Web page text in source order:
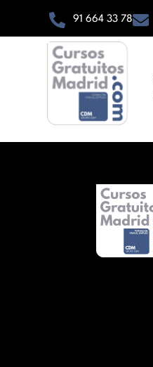
91 664 33 78